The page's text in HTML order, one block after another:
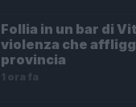
Follia in un bar di
violenza che
provincia
1 ora fa